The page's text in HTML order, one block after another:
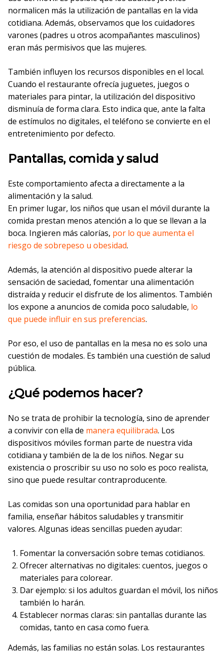
normalicen más la utilización de pantallas en la vida
cotidiana. Además, observamos que los cuidadores
varones (padres u otros acompañantes masculinos)
eran más permisivos que las mujeres.
También influyen los recursos disponibles en el local.
Cuando el restaurante ofrecía juguetes, juegos o
materiales para pintar, la utilización del dispositivo
disminuía de forma clara. Esto indica que, ante la falta
de estímulos no digitales, el teléfono se convierte en el
entretenimiento por defecto.
Pantallas, comida y salud
Este comportamiento afecta a directamente a la
alimentación y la salud.
En primer lugar, los niños que usan el móvil durante la
comida prestan menos atención a lo que se llevan a la
boca. Ingieren más calorías, por lo que aumenta el
riesgo de sobrepeso u obesidad.
Además, la atención al dispositivo puede alterar la
sensación de saciedad, fomentar una alimentación
distraída y reducir el disfrute de los alimentos. También
los expone a anuncios de comida poco saludable, lo
que puede influir en sus preferencias.
Por eso, el uso de pantallas en la mesa no es solo una
cuestión de modales. Es también una cuestión de salud
pública.
¿Qué podemos hacer?
No se trata de prohibir la tecnología, sino de aprender
a convivir con ella de manera equilibrada. Los
dispositivos móviles forman parte de nuestra vida
cotidiana y también de la de los niños. Negar su
existencia o proscribir su uso no solo es poco realista,
sino que puede resultar contraproducente.
Las comidas son una oportunidad para hablar en
familia, enseñar hábitos saludables y transmitir
valores. Algunas ideas sencillas pueden ayudar:
Fomentar la conversación sobre temas cotidianos.
Ofrecer alternativas no digitales: cuentos, juegos o
materiales para colorear.
Dar ejemplo: si los adultos guardan el móvil, los niños
también lo harán.
Establecer normas claras: sin pantallas durante las
comidas, tanto en casa como fuera.
Además, las familias no están solas. Los restaurantes